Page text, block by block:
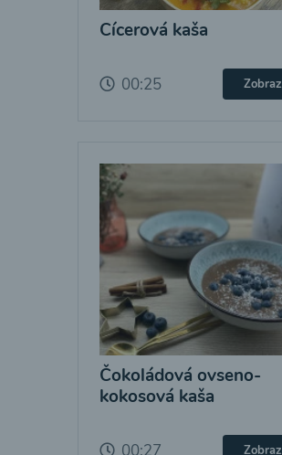
Cícerová kaša
00:25
Čokoládová ovseno-
kokosová kaša
00:27